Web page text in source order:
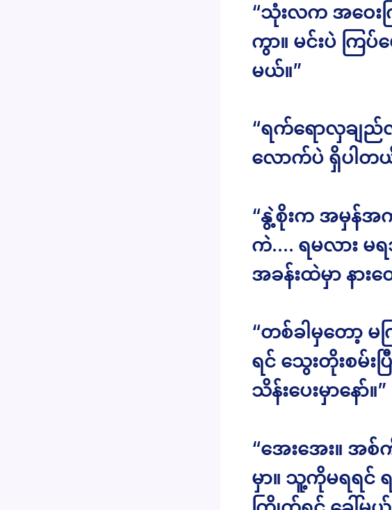
“သုံးလက အဝေ
ကွာ။ မင်းပဲ ကြ
မယ်။”
“ရက်ရောလှချည်
လောက်ပဲ ရှိပါတ
“နွဲ့စိုးက အမှန်အက
ကဲ…. ရမလား မရ
အခန်းထဲမှာ နား
“တစ်ခါမှတော့
ရင် သွေးတိုးစမ်
သိန်းပေးမှာနော်။”
“အေးအေး။
မှာ။ သူ့ကိုမရရင်